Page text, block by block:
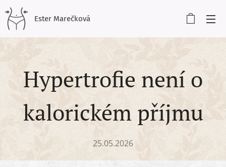
Ester Marečková
Hypertrofie není o
kalorickém příjmu
25.05.2026